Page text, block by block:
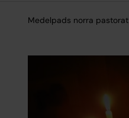
Medelpads norra pastorat